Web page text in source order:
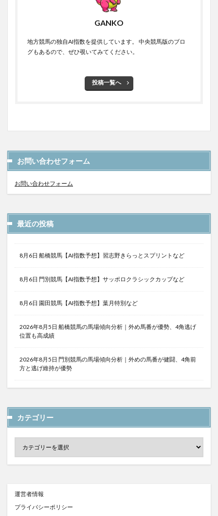
GANKO
地方競馬の独自AI指数を提供しています。 中央競馬版のブロ
グもあるので、ぜひ覗いてみてください。
投稿一覧へ
お問い合わせフォーム
お問い合わせフォーム
最近の投稿
8月6日 船橋競馬【AI指数予想】習志野きらっとスプリントなど
8月6日 門別競馬【AI指数予想】サッポロクラシックカップなど
8月6日 園田競馬【AI指数予想】葉月特別など
2026年8月5日 船橋競馬の馬場傾向分析｜外め馬番が優勢、4角逃げ
位置も高成績
2026年8月5日 門別競馬の馬場傾向分析｜外めの馬番が健闘、4角前
方と逃げ維持が優勢
カテゴリー
運営者情報
プライバシーポリシー